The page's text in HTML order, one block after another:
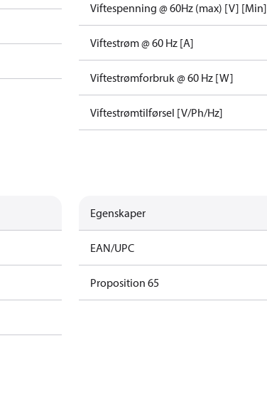
Viftespenning @ 60Hz (max) [V] [Min]
Viftestrøm @ 60 Hz [A]
Viftestrømforbruk @ 60 Hz [W]
Viftestrømtilførsel [V/Ph/Hz]
Egenskaper
EAN/UPC
Proposition 65